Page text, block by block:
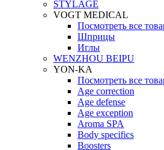
STYLAGE
VOGT MEDICAL
Посмотреть все
Шприцы
Иглы
WENZHOU BEIPU
YON-KA
Посмотреть все
Age correction
Age defense
Age exception
Aroma SPA
Body specifics
Boosters